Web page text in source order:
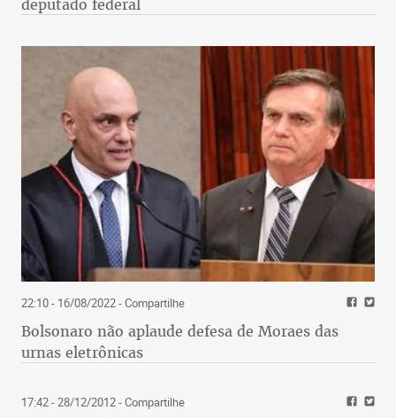
deputado federal
22:10 - 16/08/2022- Compartilhe
Bolsonaro não aplaude defesa de Moraes das
urnas eletrônicas
17:42 - 28/12/2012- Compartilhe